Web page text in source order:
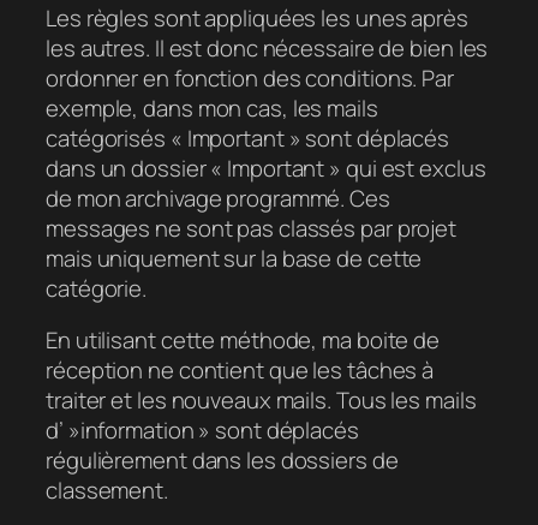
Les règles sont appliquées les unes après
les autres. Il est donc nécessaire de bien les
ordonner en fonction des conditions. Par
exemple, dans mon cas, les mails
catégorisés « Important » sont déplacés
dans un dossier « Important » qui est exclus
de mon archivage programmé. Ces
messages ne sont pas classés par projet
mais uniquement sur la base de cette
catégorie.
En utilisant cette méthode, ma boite de
réception ne contient que les tâches à
traiter et les nouveaux mails. Tous les mails
d’ »information » sont déplacés
régulièrement dans les dossiers de
classement.